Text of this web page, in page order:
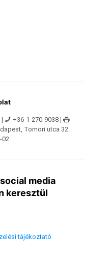
|
+36-1-270-9038 |
Tomori utca 32.
02.
media
keresztül
tájékoztató